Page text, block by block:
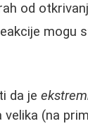
od
mogu
da je
(na